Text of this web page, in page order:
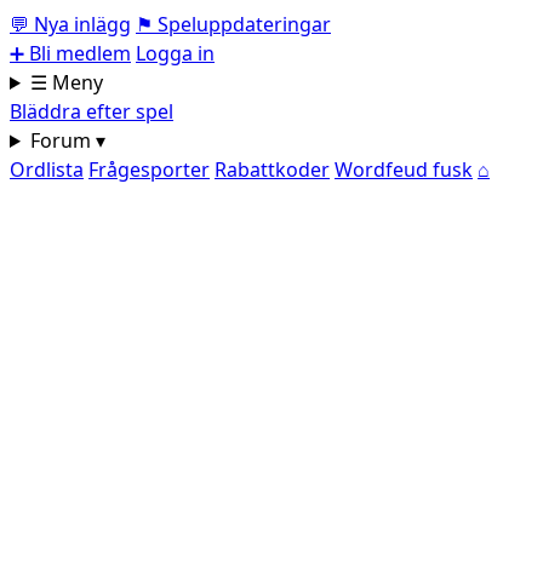
💬 Nya inlägg ⚑ Speluppdateringar
➕ Bli medlem Logga in
☰ Meny
Bläddra efter spel
Forum ▾
Ordlista Frågesporter RabattkoderWordfeud fusk ⌂